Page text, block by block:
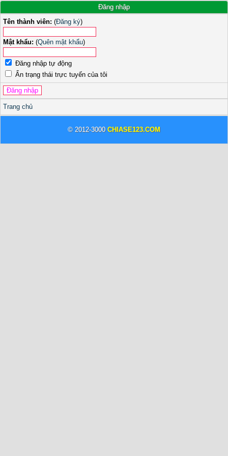
Đăng nhập
Tên thành viên: (Đăng ký)
Mật khẩu: (Quên mật khẩu)
Đăng nhập tự động
Ẩn trạng thái trực tuyến của tôi
Trang chủ
© 2012-3000 CHIASE123.COM